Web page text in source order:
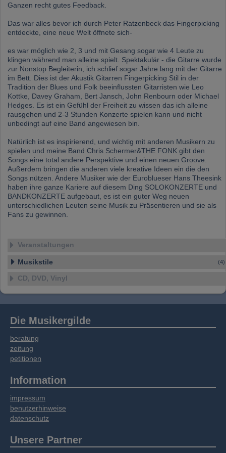
Ganzen recht gutes Feedback.
Das war alles bevor ich durch Peter Ratzenbeck das Fingerpicking
entdeckte, eine neue Welt öffnete sich-
es war möglich wie 2, 3 und mit Gesang sogar wie 4 Leute zu
klingen während man alleine spielt. Spektakulär - die Gitarre wurde
zur Nonstop Begleiterin, ich schlief sogar Jahre lang mit der Gitarre
im Bett. Dies ist der Akustik Gitarren Fingerpicking Stil in der
Tradition der Blues und Folk beeinflussten Gitarristen wie Leo
Kottke, Davey Graham, Bert Jansch, John Renbourn oder Michael
Hedges. Es ist ein Gefühl der Freiheit zu wissen das ich alleine
rausgehen und 2-3 Stunden Konzerte spielen kann und nicht
unbedingt auf eine Band angewiesen bin.
Natürlich ist es inspirierend, und wichtig mit anderen Musikern zu
spielen und meine Band Chris Schermer&THE FONK gibt den
Songs eine total andere Perspektive und einen neuen Groove.
Außerdem bringen die anderen viele kreative Ideen ein die den
Songs nützen. Andere Musiker wie der Euroblueser Hans Theesink
haben ihre ganze Kariere auf diesem Ding SOLOKONZERTE und
BANDKONZERTE aufgebaut, es ist ein guter Weg neuen
unterschiedlichen Leuten seine Musik zu Präsentieren und sie als
Fans zu gewinnen.
Veranstaltungen
Musikstile (4)
CD, DVD, Vinyl
Die Musikergilde
beratung
zeitung
petitionen
Information
impressum
benutzerhinweise
datenschutz
Unsere Partner